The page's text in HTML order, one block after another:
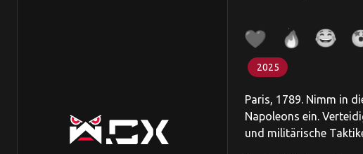
2025
Paris, 1789. Nimm in
Napoleons ein.
und militärische